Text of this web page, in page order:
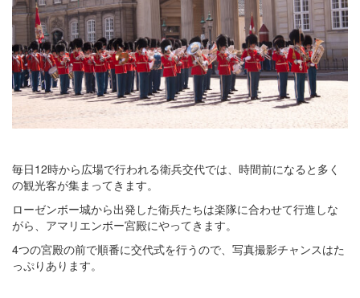
毎日12時から広場で行われる衛兵交代では、時間前になると多く
の観光客が集まってきます。
ローゼンボー城から出発した衛兵たちは楽隊に合わせて行進しな
がら、アマリエンボー宮殿にやってきます。
4つの宮殿の前で順番に交代式を行うので、写真撮影チャンスはた
っぷりあります。